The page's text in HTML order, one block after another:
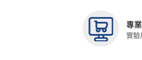
專
實驗